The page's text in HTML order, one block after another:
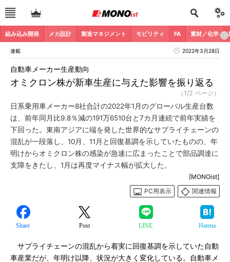
組み込み開発 メカ設計 製造マネジメント モビリティ FA 素材／化学
連載 2022年3月28日
オミクロン株が新車生産に与えた影響を振り返る
自動車メーカー生産動向
（1/2 ページ）
日系乗用車メーカー8社合計の2022年1月のグローバル生産台数
は、前年同月比9.8％減の191万6510台と7カ月連続で前年実績を
下回った。東南アジアに端を発した世界的なサプライチェーンの
混乱が一段落し、10月、11月と回復基調を示していたものの、年
明けからオミクロン株の感染が急速に広まったことで部品調達に
支障をきたし、1月は再度マイナス幅が拡大した。
[MONOist]
PC用表示
関連情報
Share Post LINE Hatena
サプライチェーンの混乱から着実に回復基調を示していた自動
車産業だが、年明け以降、状況が大きく変化している。自動車メ